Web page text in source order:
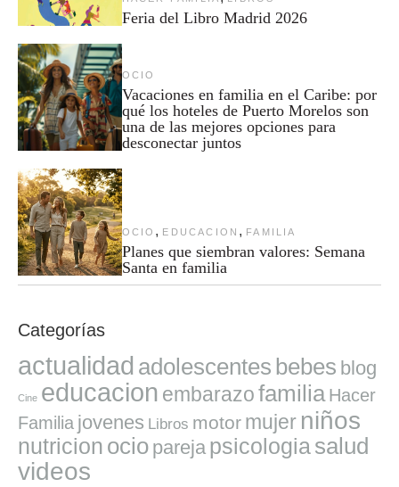
Feria del Libro Madrid 2026
OCIO
Vacaciones en familia en el Caribe: por
qué los hoteles de Puerto Morelos son
una de las mejores opciones para
desconectar juntos
OCIO , EDUCACION , FAMILIA
Planes que siembran valores: Semana
Santa en familia
Categorías
actualidad adolescentes bebes blog
Cine educacion embarazofamilia Hacer
Familia jovenes Libros motor mujer niños
nutricion ocio pareja psicologiasalud
videos